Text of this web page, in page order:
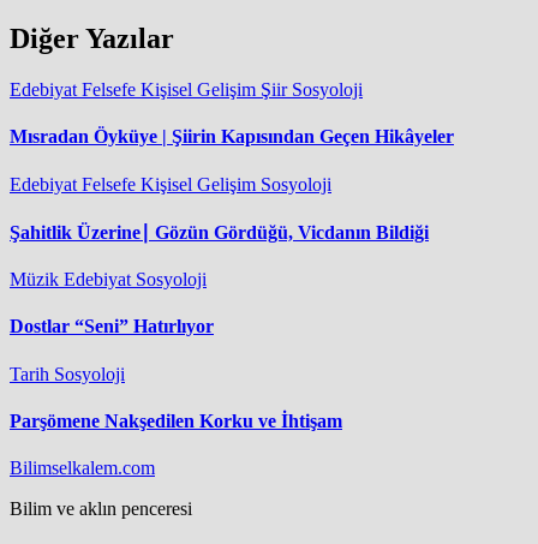
Diğer Yazılar
Edebiyat Felsefe Kişisel Gelişim Şiir Sosyoloji
Mısradan Öyküye | Şiirin Kapısından Geçen Hikâyeler
Edebiyat Felsefe Kişisel Gelişim Sosyoloji
Şahitlik Üzerine∣ Gözün Gördüğü, Vicdanın Bildiği
Müzik Edebiyat Sosyoloji
Dostlar “Seni” Hatırlıyor
Tarih Sosyoloji
Parşömene Nakşedilen Korku ve İhtişam
Bilimselkalem.com
Bilim ve aklın penceresi